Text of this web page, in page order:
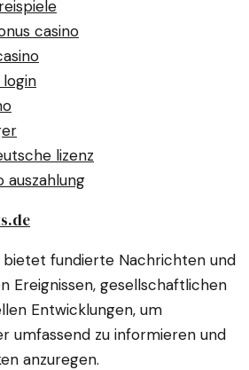
casino
lizenz
auszahlung
fundierte Nachrichten und
Ereignissen, gesellschaftlichen
Entwicklungen, um
umfassend zu informieren und
anzuregen.